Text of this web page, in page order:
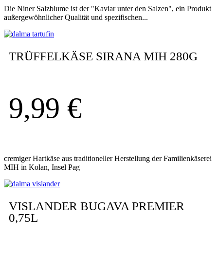
Die Niner Salzblume ist der "Kaviar unter den Salzen", ein Produkt
außergewöhnlicher Qualität und spezifischen...
TRÜFFELKÄSE SIRANA MIH 280G
9,99 €
cremiger Hartkäse aus traditioneller Herstellung der Familienkäserei
MIH in Kolan, Insel Pag
VISLANDER BUGAVA PREMIER
0,75L